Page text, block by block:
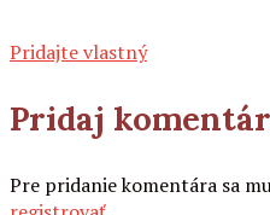
Pridajte vlastný
Pridaj komentár
Pre pridanie komentára sa